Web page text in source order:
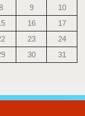
9
10
16
17
23
24
30
31